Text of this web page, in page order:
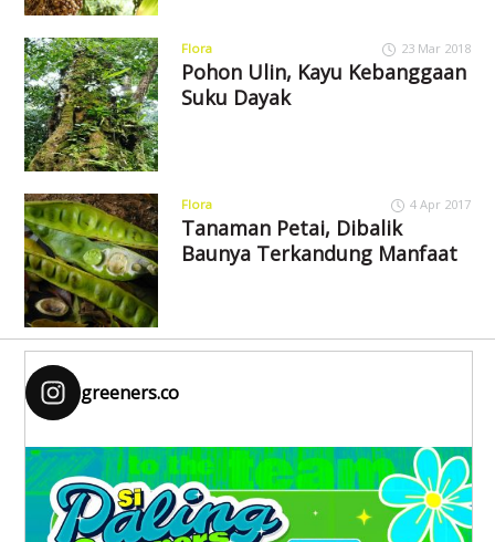
Flora 23 Mar 2018
Pohon Ulin, Kayu Kebanggaan
Suku Dayak
Flora 4 Apr 2017
Tanaman Petai, Dibalik
Baunya Terkandung Manfaat
greeners.co